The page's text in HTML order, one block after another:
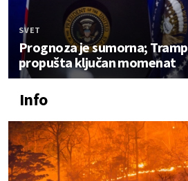
SVET
Prognoza je sumorna; Tramp
propušta ključan momenat
Info